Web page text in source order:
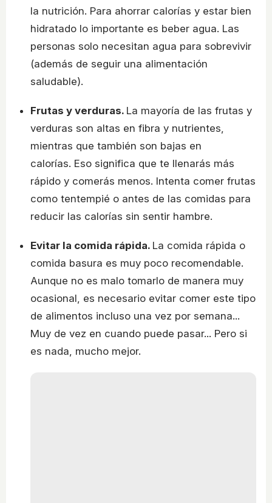
la nutrición. Para ahorrar calorías y estar bien
hidratado lo importante es beber agua. Las
personas solo necesitan agua para sobrevivir
(además de seguir una alimentación
saludable).
Frutas y verduras. La mayoría de las frutas y
verduras son altas en fibra y nutrientes,
mientras que también son bajas en
calorías. Eso significa que te llenarás más
rápido y comerás menos. Intenta comer frutas
como tentempié o antes de las comidas para
reducir las calorías sin sentir hambre.
Evitar la comida rápida. La comida rápida o
comida basura es muy poco recomendable.
Aunque no es malo tomarlo de manera muy
ocasional, es necesario evitar comer este tipo
de alimentos incluso una vez por semana...
Muy de vez en cuando puede pasar... Pero si
es nada, mucho mejor.